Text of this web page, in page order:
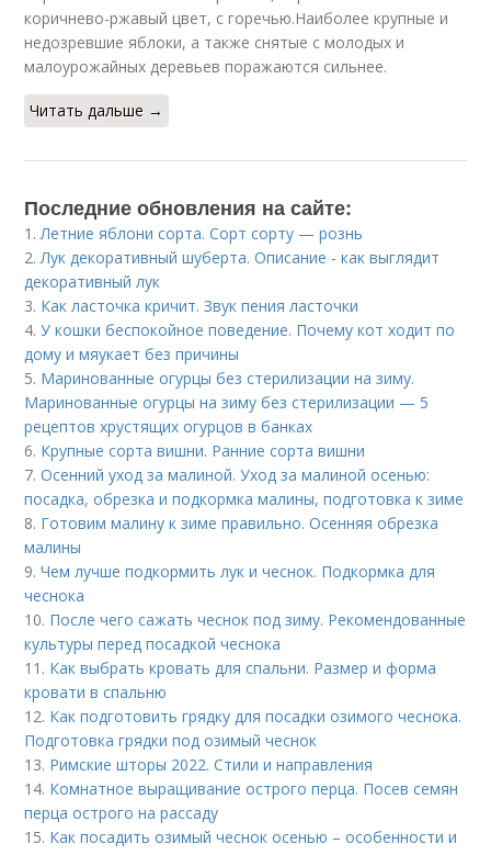
коричнево-ржавый цвет, с горечью.Наиболее крупные и
недозревшие яблоки, а также снятые с молодых и
малоурожайных деревьев поражаются сильнее.
Читать дальше →
Последние обновления на сайте:
1.Летние яблони сорта. Сорт сорту — рознь
2.Лук декоративный шуберта. Описание - как выглядит
декоративный лук
3. Как ласточка кричит. Звук пения ласточки
4.У кошки беспокойное поведение. Почему кот ходит по
дому и мяукает без причины
5. Маринованные огурцы без стерилизации на зиму.
Маринованные огурцы на зиму без стерилизации — 5
рецептов хрустящих огурцов в банках
6. Крупные сорта вишни. Ранние сорта вишни
7.Осенний уход за малиной. Уход за малиной осенью:
посадка, обрезка и подкормка малины, подготовка к зиме
8. Готовим малину к зиме правильно. Осенняя обрезка
малины
9.Чем лучше подкормить лук и чеснок. Подкормка для
чеснока
10. После чего сажать чеснок под зиму. Рекомендованные
культуры перед посадкой чеснока
11. Как выбрать кровать для спальни. Размер и форма
кровати в спальню
12. Как подготовить грядку для посадки озимого чеснока.
Подготовка грядки под озимый чеснок
13. Римские шторы 2022. Стили и направления
14. Комнатное выращивание острого перца. Посев семян
перца острого на рассаду
15. Как посадить озимый чеснок осенью – особенности и